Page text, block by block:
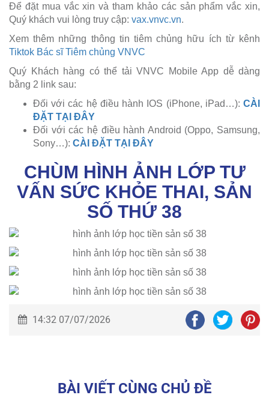
Để đặt mua vắc xin và tham khảo các sản phẩm vắc xin,
Quý khách vui lòng truy cập: vax.vnvc.vn.
Xem thêm những thông tin tiêm chủng hữu ích từ kênh
Tiktok Bác sĩ Tiêm chủng VNVC
Quý Khách hàng có thể tải VNVC Mobile App dễ dàng
bằng 2 link sau:
Đối với các hệ điều hành IOS (iPhone, iPad…): CÀI
ĐẶT TẠI ĐÂY
Đối với các hệ điều hành Android (Oppo, Samsung,
Sony…): CÀI ĐẶT TẠI ĐÂY
CHÙM HÌNH ẢNH LỚP TƯ
VẤN SỨC KHỎE THAI, SẢN
SỐ THỨ 38
14:32 07/07/2026
BÀI VIẾT CÙNG CHỦ ĐỀ